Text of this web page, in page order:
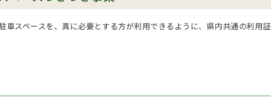
車スペースを、真に必要とする方が利用できるように、県内共通の利用証